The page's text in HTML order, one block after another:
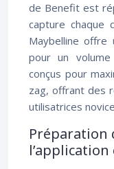
de Benefit est
capture chaque
Maybelline offre
pour un
conçus pour
zag, offrant des
utilisatrices
Préparation
l’application